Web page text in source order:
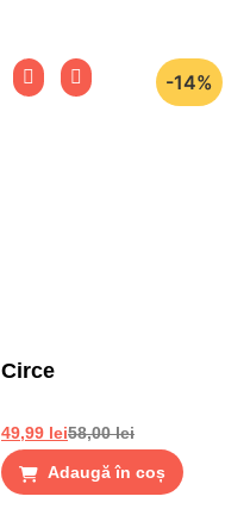
-14%
Circe
58,00lei
49,99 lei
Adaugă în coș